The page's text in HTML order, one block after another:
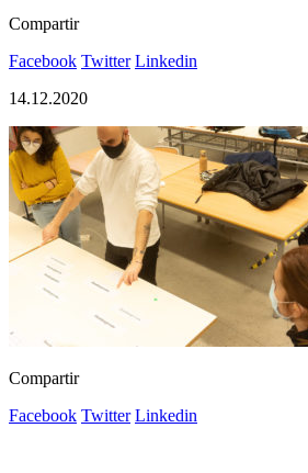
Compartir
Facebook Twitter Linkedin
14.12.2020
Compartir
Facebook Twitter Linkedin